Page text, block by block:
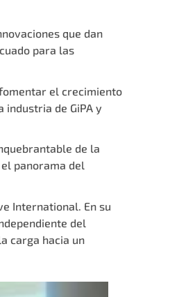
que dan
para las
el crecimiento
de GiPA y
de la
panorama del
International. En su
del
carga hacia un